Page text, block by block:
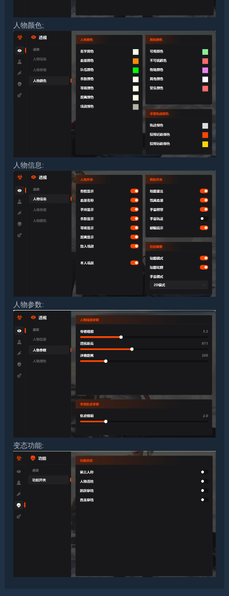
人物颜色;
人物信息:
人物参数:
变态功能: